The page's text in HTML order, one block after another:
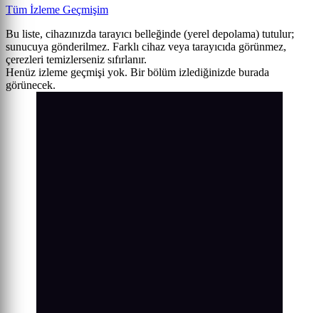
Tüm İzleme Geçmişim
Bu liste, cihazınızda tarayıcı belleğinde (yerel depolama) tutulur;
sunucuya gönderilmez. Farklı cihaz veya tarayıcıda görünmez,
çerezleri temizlerseniz sıfırlanır.
Henüz izleme geçmişi yok. Bir bölüm izlediğinizde burada
görünecek.